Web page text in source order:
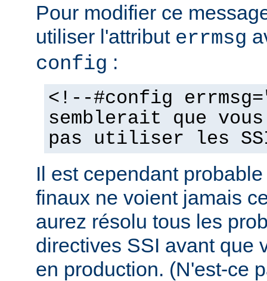
Pour modifier ce
utiliser l'attribut errmsg
config :
<!--#config
semblerait que
pas utiliser les
Il est cependant
finaux ne voient jamais
aurez résolu tous les
directives SSI avant que
en production. (N'est-ce